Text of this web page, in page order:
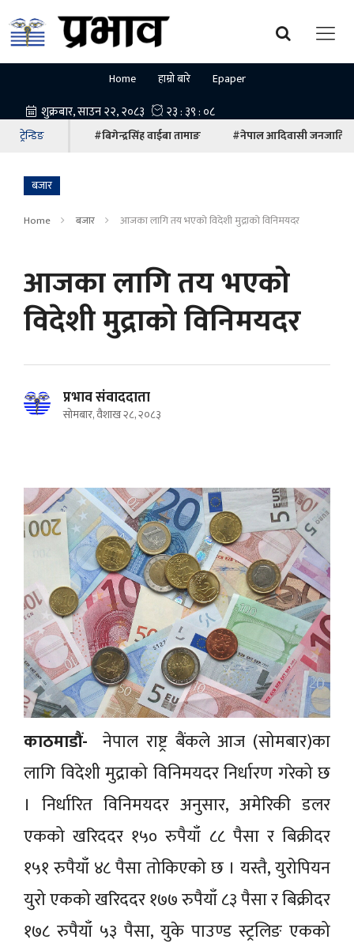
Home हाम्रो बारे Epaper
ट्रेन्डिङ #बिगेन्द्रसिंह वाईबा तामाङ #नेपाल आदिवासी जनजाति
बजार
Home बजार आजका लागि तय भएको विदेशी मुद्राको विनिमयदर
आजका लागि तय भएको
विदेशी मुद्राको विनिमयदर
प्रभाव संवाददाता
सोमबार, वैशाख २८, २०८३
काठमाडौं- नेपाल राष्ट्र बैंकले आज (सोमबार)का
लागि विदेशी मुद्राको विनिमयदर निर्धारण गरेको छ
। निर्धारित विनिमयदर अनुसार, अमेरिकी डलर
एकको खरिददर १५० रुपैयाँ ८८ पैसा र बिक्रीदर
१५१ रुपैयाँ ४८ पैसा तोकिएको छ । यस्तै, युरोपियन
युरो एकको खरिददर १७७ रुपैयाँ ८३ पैसा र बिक्रीदर
१७८ रुपैयाँ ५३ पैसा, युके पाउण्ड स्ट्रलिङ एकको